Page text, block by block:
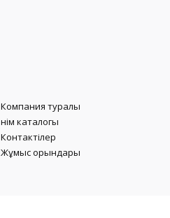
Компания туралы
Өнім каталогы
Контактілер
Жұмыс орындары